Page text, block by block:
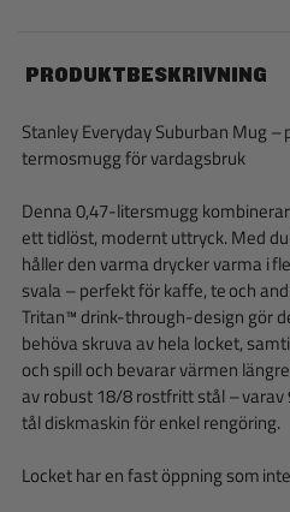
PRODUKTBESKRIVNING
Stanley Everyday Suburban Mug –
termosmugg för vardagsbruk
Denna 0,47-litersmugg
ett tidlöst, modernt uttryck. Med
håller den varma drycker varma i
svala – perfekt för kaffe, te och
Tritan™ drink-through-design gör
behöva skruva av hela locket,
och spill och bevarar värmen
av robust 18/8 rostfritt stål – varav
tål diskmaskin för enkel rengöring.
Locket har en fast öppning som